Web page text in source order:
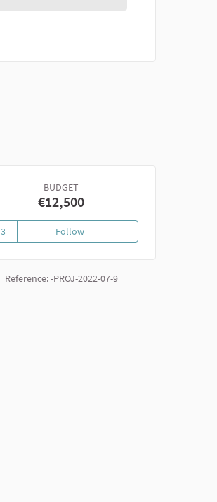
BUDGET
€12,500
3
3 followers
Follow9. Uniti nel canto
Reference: -PROJ-2022-07-9